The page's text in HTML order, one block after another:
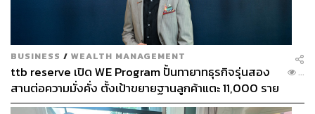
BUSINESS / WEALTH MANAGEMENT
ttb reserve เปิด WE Program ปั้นทายาทธุรกิจรุ่นสอง
สานต่อความมั่งคั่ง ตั้งเป้าขยายฐานลูกค้าแตะ 11,000 ราย
ดัน AUM เติบโต 10% ต่อปีในอีก 3-5 ปีข้างหน้า
...